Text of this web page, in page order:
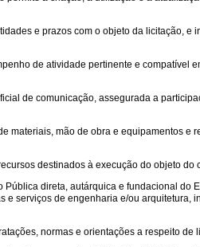
e prazos com o objeto da licitação, e
de atividade pertinente e compatível
de comunicação, assegurada a
mão de obra e equipamentos e
destinados à execução do objeto do
direta, autárquica e fundacional do
serviços de engenharia e/ou arquitetura,
normas e orientações a respeito de